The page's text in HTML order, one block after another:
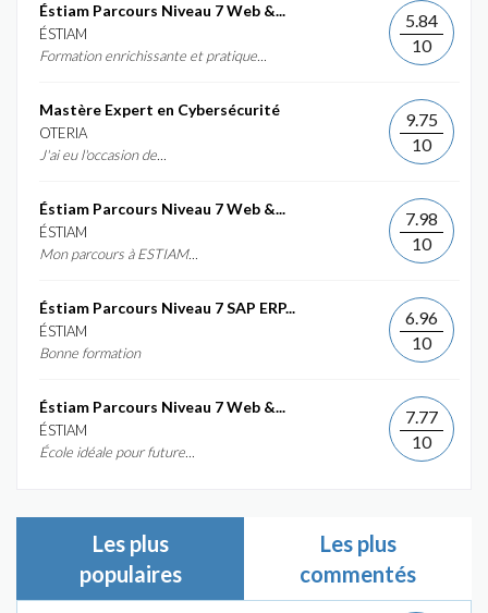
Éstiam Parcours Niveau 7 Web &...
ÉSTIAM
Formation enrichissante et pratique...
5.84
10
Mastère Expert en Cybersécurité
OTERIA
J'ai eu l'occasion de...
9.75
10
Éstiam Parcours Niveau 7 Web &...
ÉSTIAM
Mon parcours à ESTIAM...
7.98
10
Éstiam Parcours Niveau 7 SAP ERP...
ÉSTIAM
Bonne formation
6.96
10
Éstiam Parcours Niveau 7 Web &...
ÉSTIAM
École idéale pour future...
7.77
10
Les plus
populaires
Les plus
commentés